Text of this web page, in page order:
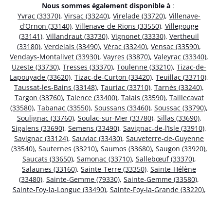
Nous sommes également disponible à :
Yvrac (33370), Virsac (33240), Virelade (33720), Villenave-
d’Ornon (33140), Villenave-de-Rions (33550), Villegouge
(33141), Villandraut (33730), Vignonet (33330), Vertheuil
(33180), Verdelais (33490), Vérac (33240), Vensac (33590),
Vendays-Montalivet (33930), Vayres (33870), Valeyrac (33340),
Uzeste (33730), Tresses (33370), Toulenne (33210), Tizac-de-
Lapouyade (33620), Tizac-de-Curton (33420), Teuillac (33710),
Taussat-les-Bains (33148), Tauriac (33710), Tarnès (33240),
Targon (33760), Talence (33400), Talais (33590), Taillecavat
(33580), Tabanac (33550), Soussans (33460), Soussac (33790),
Soulignac (33760), Soulac-sur-Mer (33780), Sillas (33690),
Sigalens (33690), Semens (33490), Savignac-de-l’Isle (33910),
Savignac (33124), Sauviac (33430), Sauveterre-de-Guyenne
(33540), Sauternes (33210), Saumos (33680), Saugon (33920),
Saucats (33650), Samonac (33710), Sallebœuf (33370),
Salaunes (33160), Sainte-Terre (33350), Sainte-Hélène
(33480), Sainte-Gemme (79330), Sainte-Gemme (33580),
Sainte-Foy-la-Longue (33490), Sainte-Foy-la-Grande (33220),